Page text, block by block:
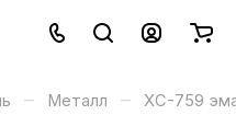
– Металл – ХС-759